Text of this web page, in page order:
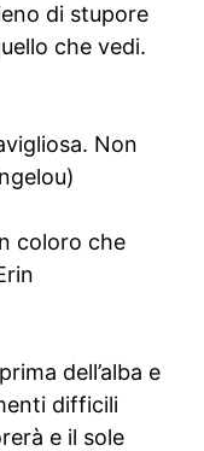
di stupore
che vedi.
Non
coloro che
dell’alba e
difficili
e il sole